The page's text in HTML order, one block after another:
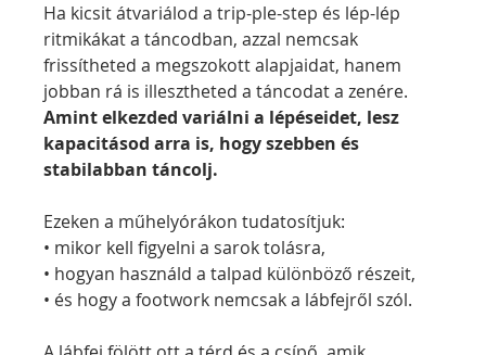
Ha kicsit átvariálod a trip-ple-step és lép-lép
ritmikákat a táncodban, azzal nemcsak
frissítheted a megszokott alapjaidat, hanem
jobban rá is illesztheted a táncodat a zenére.
Amint elkezded variálni a lépéseidet, lesz
kapacitásod arra is, hogy szebben és
stabilabban táncolj.
Ezeken a műhelyórákon tudatosítjuk:
• mikor kell figyelni a sarok tolásra,
• hogyan használd a talpad különböző részeit,
• és hogy a footwork nemcsak a lábfejről szól.